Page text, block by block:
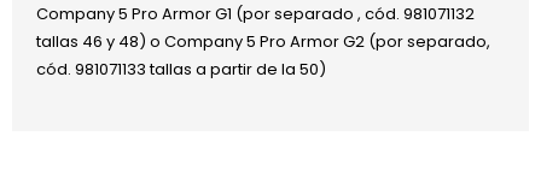
Company 5 Pro Armor G1 (por separado , cód. 981071132
tallas 46 y 48) o Company 5 Pro Armor G2 (por separado,
cód. 981071133 tallas a partir de la 50)